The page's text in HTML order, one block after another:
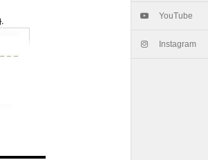
YouTube
Instagram